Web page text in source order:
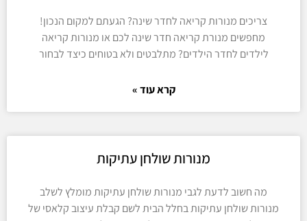
צריכים מנורות קריאה לחדר שינה? הגעתם למקום הנכון!
מחפשים מנורת קריאה חדר שינה לכם או מנורות קריאה
לילדים לחדר הילדים? מתלבטים ולא בטוחים כיצד לבחור
קרא עוד »
מנורות שולחן עתיקות
מה חשוב לדעת לגבי מנורות שולחן עתיקות מומלץ לשלב
מנורות שולחן עתיקות בחלל הבית לשם קבלת עיצוב קלאסי של